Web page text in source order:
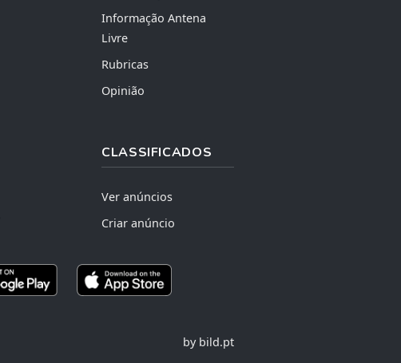
Informação Antena
Livre
Rubricas
Opinião
CLASSIFICADOS
Ver anúncios
Criar anúncio
by bild.pt